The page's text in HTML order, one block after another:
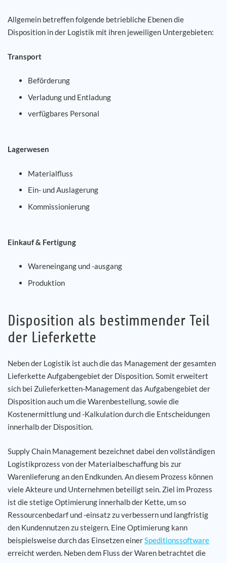
Allgemein betreffen folgende betriebliche Ebenen die
Disposition in der Logistik mit ihren jeweiligen Untergebieten:
Transport
Beförderung
Verladung und Entladung
verfügbares Personal
Lagerwesen
Materialfluss
Ein- und Auslagerung
Kommissionierung
Einkauf & Fertigung
Wareneingang und -ausgang
Produktion
Disposition als bestimmender Teil
der Lieferkette
Neben der Logistik ist auch die das Management der gesamten
Lieferkette Aufgabengebiet der Disposition. Somit erweitert
sich bei Zulieferketten-Management das Aufgabengebiet der
Disposition auch um die Warenbestellung, sowie die
Kostenermittlung und -Kalkulation durch die Entscheidungen
innerhalb der Disposition.
Supply Chain Management bezeichnet dabei den vollständigen
Logistikprozess von der Materialbeschaffung bis zur
Warenlieferung an den Endkunden. An diesem Prozess können
viele Akteure und Unternehmen beteiligt sein. Ziel im Prozess
ist die stetige Optimierung innerhalb der Kette, um so
Ressourcenbedarf und -einsatz zu verbessern und langfristig
den Kundennutzen zu steigern. Eine Optimierung kann
beispielsweise durch das Einsetzen einerSpeditionssoftware
erreicht werden. Neben dem Fluss der Waren betrachtet die